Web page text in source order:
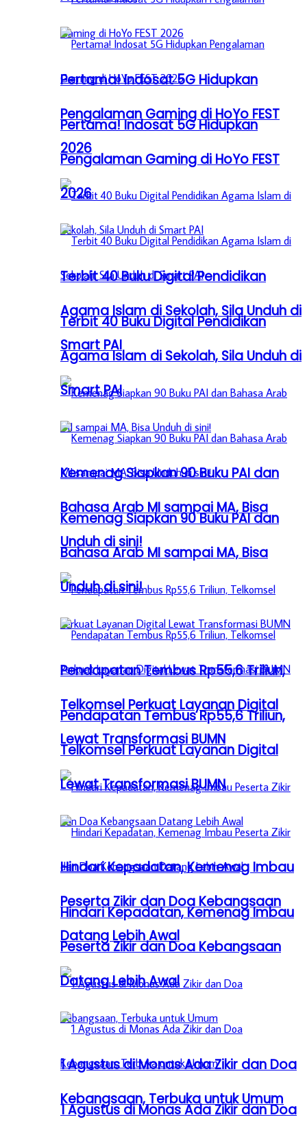
Pertama! Indosat 5G Hidupkan
Pengalaman Gaming di HoYo FEST
2026
Terbit 40 Buku Digital Pendidikan
Agama Islam di Sekolah, Sila Unduh di
Smart PAI
Kemenag Siapkan 90 Buku PAI dan
Bahasa Arab MI sampai MA, Bisa
Unduh di sini!
Pendapatan Tembus Rp55,6 Triliun,
Telkomsel Perkuat Layanan Digital
Lewat Transformasi BUMN
Hindari Kepadatan, Kemenag Imbau
Peserta Zikir dan Doa Kebangsaan
Datang Lebih Awal
1 Agustus di Monas Ada Zikir dan Doa
Kebangsaan, Terbuka untuk Umum
Pertama! Indosat 5G Hidupkan
Pengalaman Gaming di HoYo FEST
2026
Terbit 40 Buku Digital Pendidikan
Agama Islam di Sekolah, Sila Unduh di
Smart PAI
Kemenag Siapkan 90 Buku PAI dan
Bahasa Arab MI sampai MA, Bisa
Unduh di sini!
Pendapatan Tembus Rp55,6 Triliun,
Telkomsel Perkuat Layanan Digital
Lewat Transformasi BUMN
Hindari Kepadatan, Kemenag Imbau
Peserta Zikir dan Doa Kebangsaan
Datang Lebih Awal
1 Agustus di Monas Ada Zikir dan Doa